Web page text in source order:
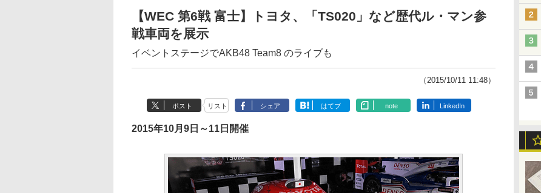
【WEC 第6戦 富士】トヨタ、「TS020」など歴代ル・マン参
戦車両を展示
イベントステージでAKB48 Team8 のライブも
（2015/10/11 11:48）
ポスト リスト シェア はてブ note LinkedIn
2015年10月9日～11日開催